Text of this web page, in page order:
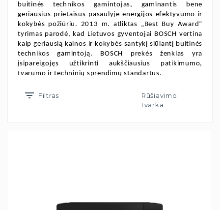
buitinės technikos gamintojas, gaminantis bene
geriausius prietaisus pasaulyje energijos efektyvumo ir
kokybės požiūriu. 2013 m. atliktas „Best Buy Award“
tyrimas parodė, kad Lietuvos gyventojai BOSCH vertina
kaip geriausią kainos ir kokybės santykį siūlantį buitinės
technikos gamintoją. BOSCH prekės ženklas yra
įsipareigojęs užtikrinti aukščiausius patikimumo,
tvarumo ir techninių sprendimų standartus.
Filtras
Rūšiavimo
tvarka: